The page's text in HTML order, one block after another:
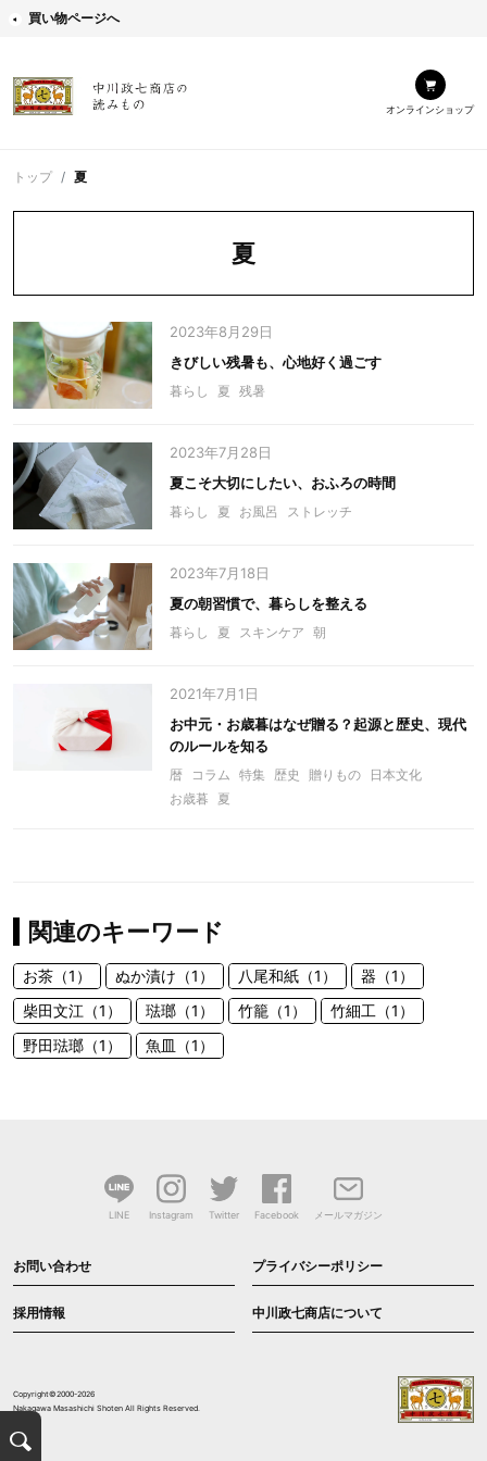
買い物ページへ
オンラインショップ
トップ 夏
夏
2023年8月29日
きびしい残暑も、心地好く過ごす
暮らし 夏 残暑
2023年7月28日
夏こそ大切にしたい、おふろの時間
暮らし 夏 お風呂 ストレッチ
2023年7月18日
夏の朝習慣で、暮らしを整える
暮らし 夏 スキンケア 朝
2021年7月1日
お中元・お歳暮はなぜ贈る？起源と歴史、現代
のルールを知る
暦 コラム 特集 歴史 贈りもの
日本文化
お歳暮
夏
関連のキーワード
お茶（1） ぬか漬け（1） 八尾和紙（1）
器（1）
柴田文江（1）
琺瑯（1） 竹籠（1）
竹細工（1）
野田琺瑯（1）
魚皿（1）
LINE Instagram Twitter Facebook メールマガジン
お問い合わせ プライバシーポリシー
採用情報 中川政七商店について
Copyright©2000-2026
Nakagawa Masashichi Shoten All Rights Reserved.
検